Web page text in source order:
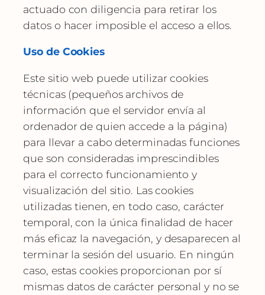
actuado con diligencia para retirar los
datos o hacer imposible el acceso a ellos.
Uso de Cookies
Este sitio web puede utilizar cookies
técnicas (pequeños archivos de
información que el servidor envía al
ordenador de quien accede a la página)
para llevar a cabo determinadas funciones
que son consideradas imprescindibles
para el correcto funcionamiento y
visualización del sitio. Las cookies
utilizadas tienen, en todo caso, carácter
temporal, con la única finalidad de hacer
más eficaz la navegación, y desaparecen al
terminar la sesión del usuario. En ningún
caso, estas cookies proporcionan por sí
mismas datos de carácter personal y no se